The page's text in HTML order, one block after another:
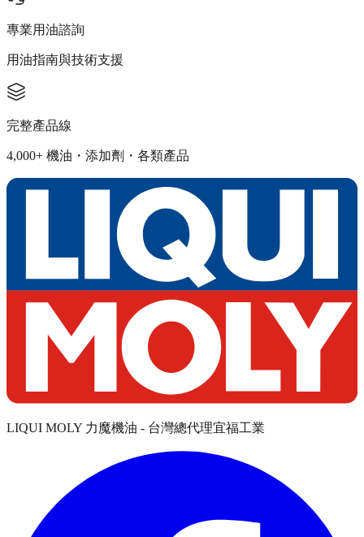
專業用油諮詢
用油指南與技術支援
完整產品線
4,000+ 機油・添加劑・各類產品
LIQUI MOLY 力魔機油 - 台灣總代理宜福工業